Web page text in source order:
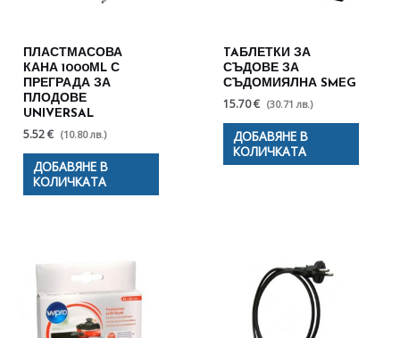
ПЛАСТМАСОВА
КАНА 1000МL С
ПРЕГРАДА ЗА
ПЛОДОВЕ
UNIVERSAL
5.52 € (10.80 лв.)
ДОБАВЯНЕ В
КОЛИЧКАТА
TAБЛЕТКИ ЗА
СЪДОВЕ ЗА
СЪДОМИЯЛНА SMEG
15.70 € (30.71 лв.)
ДОБАВЯНЕ В
КОЛИЧКАТА